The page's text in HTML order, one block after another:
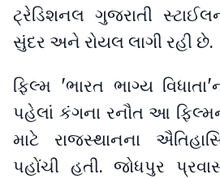
ટ્રેડિશનલ ગુજરાતી
સુંદર અને રોયલ લાગી રહી છે.
ફિલ્મ 'ભારત ભાગ્ય
પહેલાં કંગના રનૌત આ
માટે રાજસ્થાનના
પહોંચી હતી. જોધપુર